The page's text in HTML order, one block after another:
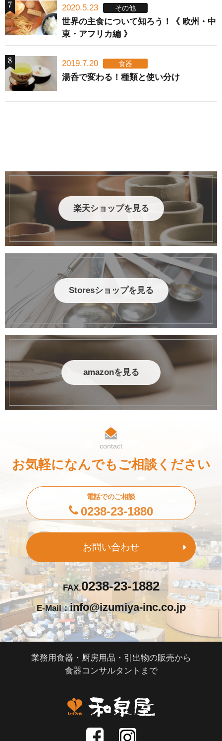
2020.5.23 その他
世界の主食について知ろう！《 欧州・中
東・アフリカ編 》
2019.7.20 食器
湯呑で変わる！種類と使い分け
楽天ショップを見る
Storesショップを見る
amazonを見る
contact
お気軽になんでもご相談ください
電話でのご相談
0238-23-1880
お問い合わせ
FAX.0238-23-1882
E-Mail：info@izumiya-inc.co.jp
業務用食器・厨房用品・引出物の販売から
食器コンサルタントまで